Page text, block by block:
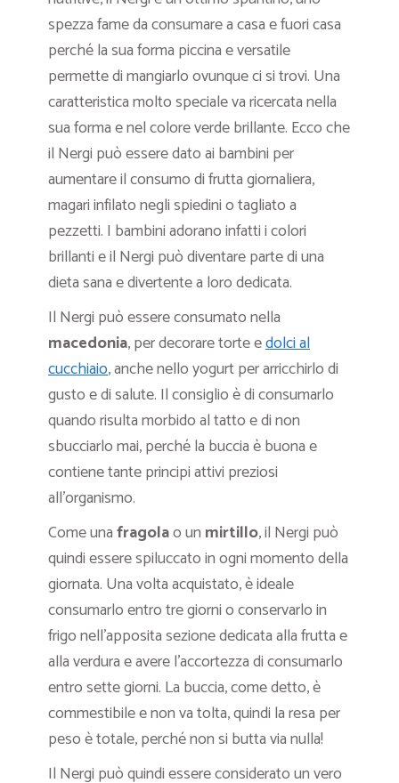
spezza fame da consumare a casa e fuori casa
perché la sua forma piccina e versatile
permette di mangiarlo ovunque ci si trovi. Una
caratteristica molto speciale va ricercata nella
sua forma e nel colore verde brillante. Ecco che
il Nergi può essere dato ai bambini per
aumentare il consumo di frutta giornaliera,
magari infilato negli spiedini o tagliato a
pezzetti. I bambini adorano infatti i colori
brillanti e il Nergi può diventare parte di una
dieta sana e divertente a loro dedicata.
Il Nergi può essere consumato nella
macedonia, per decorare torte edolci al
cucchiaio, anche nello yogurt per arricchirlo di
gusto e di salute. Il consiglio è di consumarlo
quando risulta morbido al tatto e di non
sbucciarlo mai, perché la buccia è buona e
contiene tante principi attivi preziosi
all’organismo.
Come unafragolao un mirtillo, il Nergi può
quindi essere spiluccato in ogni momento della
giornata. Una volta acquistato, è ideale
consumarlo entro tre giorni o conservarlo in
frigo nell’apposita sezione dedicata alla frutta e
alla verdura e avere l’accortezza di consumarlo
entro sette giorni. La buccia, come detto, è
commestibile e non va tolta, quindi la resa per
peso è totale, perché non si butta via nulla!
Il Nergi può quindi essere considerato un vero